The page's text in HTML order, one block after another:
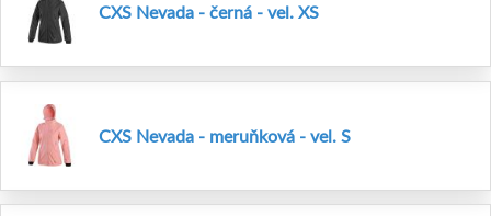
CXS Nevada - černá - vel. XS
CXS Nevada - meruňková - vel. S